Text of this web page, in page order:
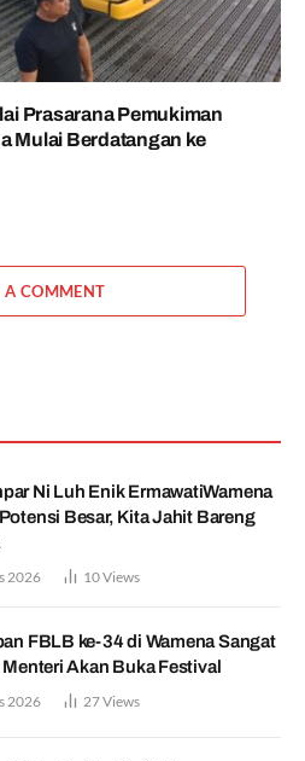
Prasarana Pemukiman
Mulai Berdatangan ke
A COMMENT
Ni Luh Enik ErmawatiWamena
Besar, Kita Jahit Bareng
2026 10Views
FBLB ke-34 di Wamena Sangat
Akan Buka Festival
2026 27Views